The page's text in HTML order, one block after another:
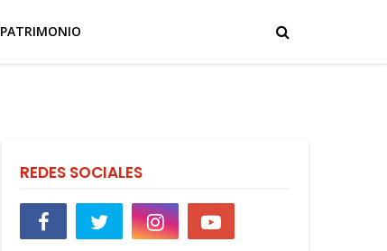
PATRIMONIO
REDES SOCIALES